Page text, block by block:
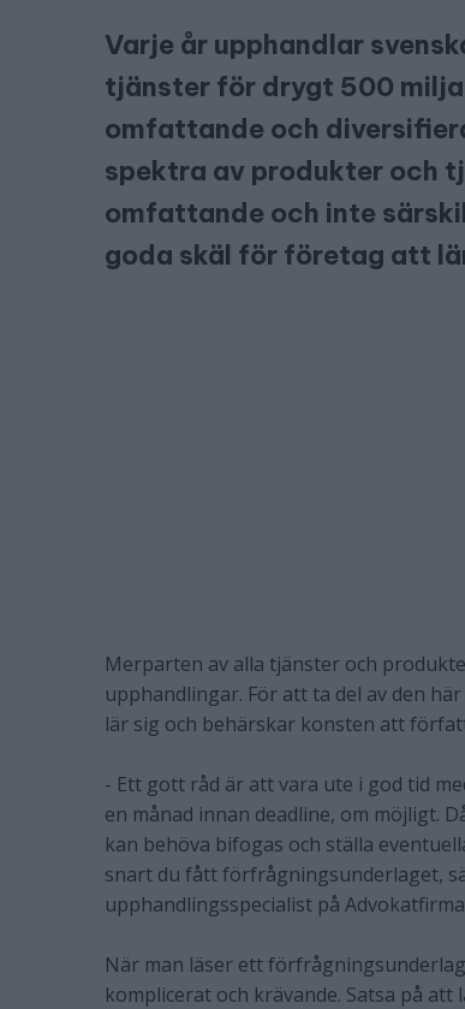
Varje år upphandlar
tjänster för drygt 500
omfattande och
spektra av produkter och
omfattande och inte
goda skäl för företag att
Merparten av alla tjänster och
upphandlingar. För att ta del av den
lär sig och behärskar konsten att
- Ett gott råd är att vara ute i god tid
en månad innan deadline, om möjligt.
kan behöva bifogas och ställa
snart du fått förfrågningsunderlaget,
upphandlingsspecialist på
När man läser ett
komplicerat och krävande. Satsa på